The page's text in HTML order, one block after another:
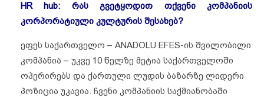
HR hub: რას გვეტყოდით თქვენი კომპანიის
კორპორატიული კულტურის შესახებ?
ეფეს საქართველო – ANADOLU EFES-ის შვილობილი
კომპანია – უკვე 10 წელზე მეტია საქართველოში
ოპერირებს და ქართული ლუდის ბაზარზე ლიდერი
პოზიცია უკავია. ჩვენი კომპანიის საქმიანობაში